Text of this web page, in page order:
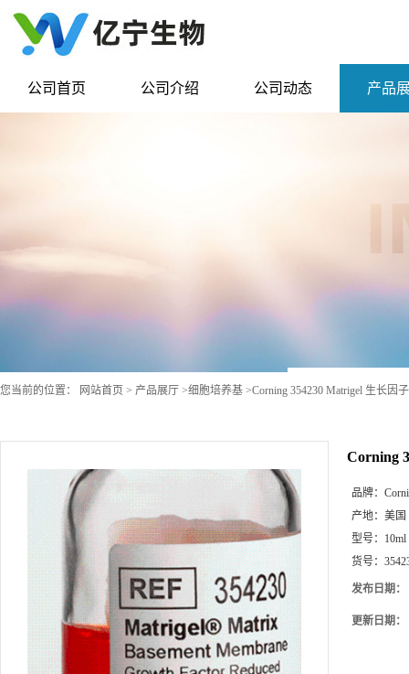
公司首页 公司介绍 公司动态 产品
您当前的位置： 网站首页 > 产品展厅 >细胞培养基 >Corning 354230 Matrigel 生长因
Corning
品牌：
产地： 美国
型号： 10ml
货号：
发布日期：
更新日期：